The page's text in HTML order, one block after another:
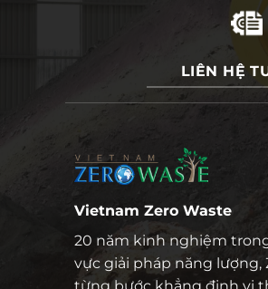
LIÊN HỆ
Vietnam Zero Waste
20 năm kinh nghiệm
vực giải pháp năng lượng,
từng bước khẳng định vị